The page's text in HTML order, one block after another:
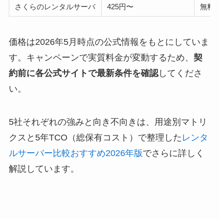
さくらのレンタルサーバ 425円〜 無料
価格は2026年5月時点の公式情報をもとにしていま
す。キャンペーンで実質料金が変動するため、 契
約前に各公式サイトで最新条件を確認してくださ
い。
5社それぞれの強みと向き不向きは、用途別マトリ
クスと5年TCO（総保有コスト）で整理した レンタ
ルサーバー比較おすすめ2026年版でさらに詳しく
解説しています。